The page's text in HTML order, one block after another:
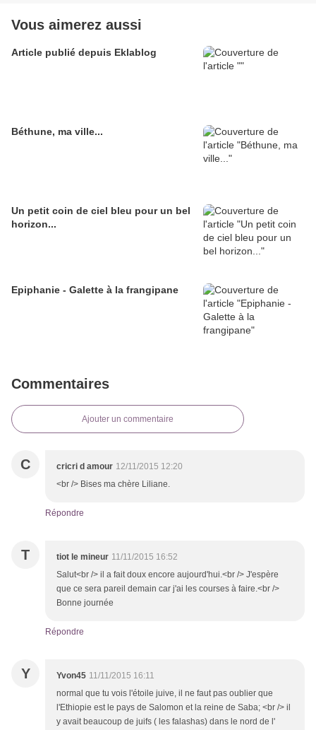
Vous aimerez aussi
Article publié depuis Eklablog
Béthune, ma ville...
Un petit coin de ciel bleu pour un bel
horizon...
Epiphanie - Galette à la frangipane
Commentaires
Ajouter un commentaire
C cricri d amour 12/11/2015 12:20
<br /> Bises ma chère Liliane.
Répondre
T tiot le mineur 11/11/2015 16:52
Salut<br /> il a fait doux encore aujourd'hui.<br /> J'espère
que ce sera pareil demain car j'ai les courses à faire.<br />
Bonne journée
Répondre
Y Yvon45 11/11/2015 16:11
normal que tu vois l'étoile juive, il ne faut pas oublier que
l'Ethiopie est le pays de Salomon et la reine de Saba; <br /> il
y avait beaucoup de juifs ( les falashas) dans le nord de l'